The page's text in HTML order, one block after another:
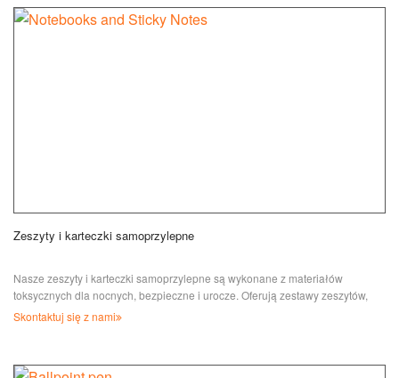
Zeszyty i karteczki samoprzylepne
Nasze zeszyty i karteczki samoprzylepne są wykonane z materiałów
toksycznych dla nocnych, bezpieczne i urocze. Oferują zestawy zeszytów,
silikon...
Skontaktuj się z nami